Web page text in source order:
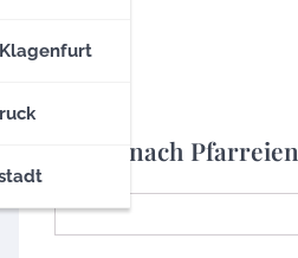
Suche nach Pfarreien
Suchen